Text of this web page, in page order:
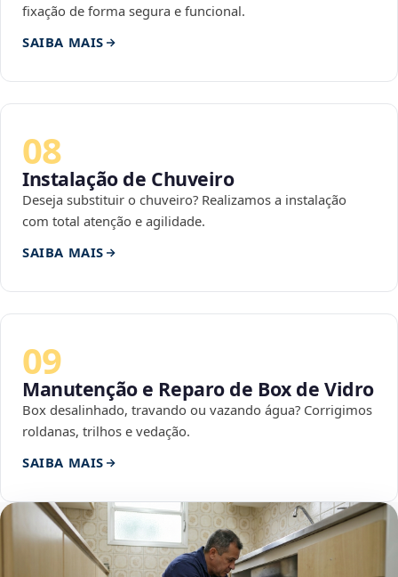
fixação de forma segura e funcional.
SAIBA MAIS
08
Instalação de Chuveiro
Deseja substituir o chuveiro? Realizamos a instalação
com total atenção e agilidade.
SAIBA MAIS
09
Manutenção e Reparo de Box de Vidro
Box desalinhado, travando ou vazando água? Corrigimos
roldanas, trilhos e vedação.
SAIBA MAIS